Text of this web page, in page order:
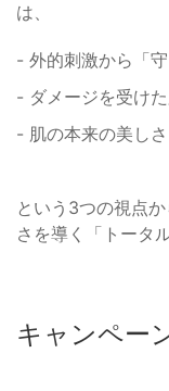
は、
- 外的刺激から「守
- ダメージを受けた
- 肌の本来の美し
という3つの視点
さを導く「トータ
キャンペー